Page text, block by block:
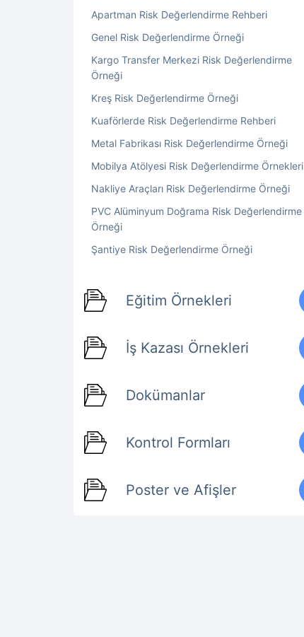
Apartman Risk Değerlendirme Rehberi
Genel Risk Değerlendirme Örneği
Kargo Transfer Merkezi Risk Değerlendirme
Örneği
Kreş Risk Değerlendirme Örneği
Kuaförlerde Risk Değerlendirme Rehberi
Metal Fabrikası Risk Değerlendirme Örneği
Mobilya Atölyesi Risk Değerlendirme Örnekleri
Nakliye Araçları Risk Değerlendirme Örneği
PVC Alüminyum Doğrama Risk Değerlendirme
Örneği
Şantiye Risk Değerlendirme Örneği
Eğitim Örnekleri
İş Kazası Örnekleri
Dokümanlar
Kontrol Formları
Poster ve Afişler